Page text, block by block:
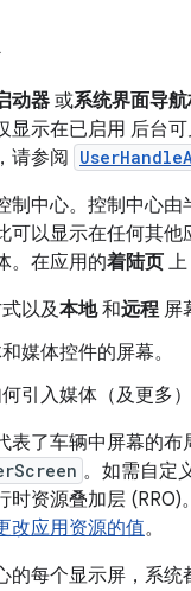
动器 或系统界面导
显示在已启用 后台可
请参阅
制中心。控制中心由
可以显示在任何其他
。在应用的着陆页 上
以及本地和远程屏
媒体控件的屏幕。
引入媒体（及更多
表了车辆中屏幕的布
。如需自定
时资源叠加层 (RRO)
改应用资源的值。
的每个显示屏，系统